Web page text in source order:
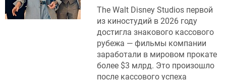
The Walt Disney Studios первой
из киностудий в 2026 году
достигла знакового кассового
рубежа — фильмы компании
заработали в мировом прокате
более $3 млрд. Это произошло
после кассового успеха